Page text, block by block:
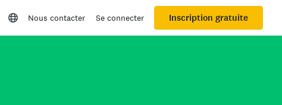
Nous contacter Se connecter Inscription gratuite